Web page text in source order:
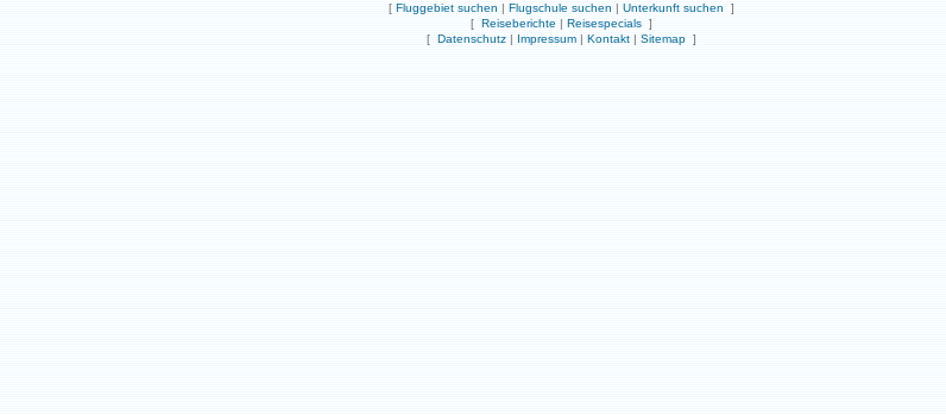
[ Fluggebiet suchen | Flugschule suchen | Unterkunft suchen ]
[ Reiseberichte | Reisespecials ]
[ Datenschutz | Impressum | Kontakt | Sitemap ]